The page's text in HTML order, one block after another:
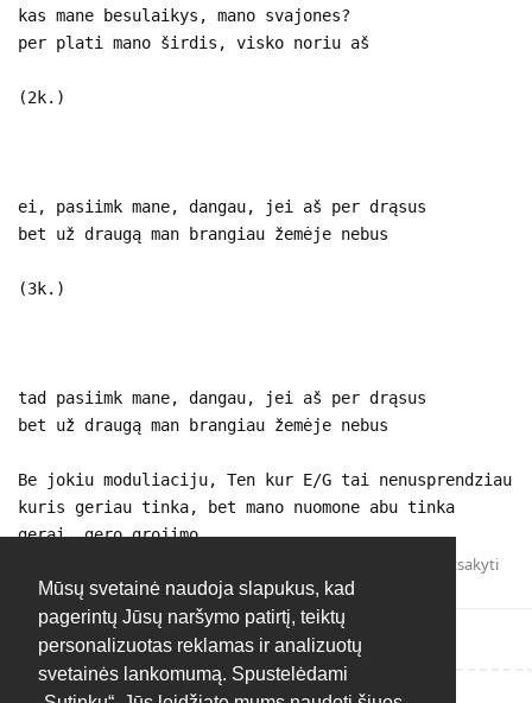
Mūsų svetainė naudoja slapukus, kad
pagerintų Jūsų naršymo patirtį, teiktų
personalizuotas reklamas ir analizuotų
svetainės lankomumą. Spustelėdami
kas mane besulaikys, mano svajones?
per plati mano širdis, visko noriu aš
(2k.)
ei, pasiimk mane, dangau, jei aš per drąsus
bet už draugą man brangiau žemėje nebus
(3k.)
tad pasiimk mane, dangau, jei aš per drąsus
bet už draugą man brangiau žemėje nebus
Be jokiu moduliaciju, Ten kur E/G tai nenusprendziau
kuris geriau tinka, bet mano nuomone abu tinka
gerai, gero grojimo
Atsakyti